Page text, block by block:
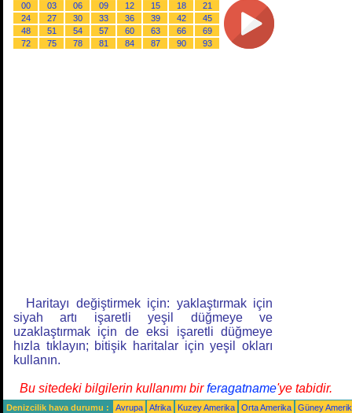
00 03 06 09 12 15 18
21
24
27 30 33 36 39 42
45
48
51 54 57 60 63 66
69
72
75 78 81 84 87 90 93
Haritayı değiştirmek için: yaklaştırmak için
siyah artı işaretli yeşil düğmeye ve
uzaklaştırmak için de eksi işaretli düğmeye
hızla tıklayın; bitişik haritalar için yeşil okları
kullanın.
Bu sitedeki bilgilerin kullanımı birferagatname'ye tabidir.
Denizcilik hava durumu : Avrupa Afrika Kuzey Amerika Orta Amerika
Güney